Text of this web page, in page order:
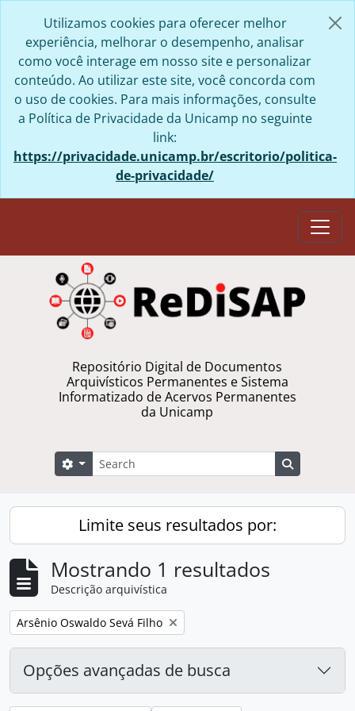
Utilizamos cookies para oferecer melhor
experiência, melhorar o desempenho, analisar
como você interage em nosso site e personalizar
conteúdo. Ao utilizar este site, você concorda com
o uso de cookies. Para mais informações, consulte
a Política de Privacidade da Unicamp no seguinte
link:
https://privacidade.unicamp.br/escritorio/politica-
de-privacidade/
Repositório Digital de Documentos
Arquivísticos Permanentes e Sistema
Informatizado de Acervos Permanentes
da Unicamp
Buscar
Opções de busca
Limite seus resultados por:
Mostrando 1 resultados
Descrição arquivística
Remover filtro:
Arsênio Oswaldo Sevá Filho
Opções avançadas de busca